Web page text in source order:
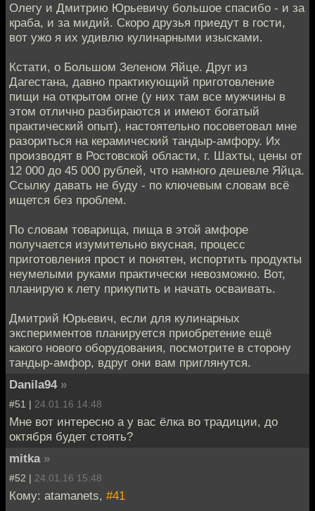
Олегу и Дмитрию Юрьевичу большое спасибо - и за
краба, и за мидий. Скоро друзья приедут в гости,
вот ужо я их удивлю кулинарными изысками.
Кстати, о Большом Зеленом Яйце. Друг из
Дагестана, давно практикующий приготовление
пищи на открытом огне (у них там все мужчины в
этом отлично разбираются и имеют богатый
практический опыт), настоятельно посоветовал мне
разориться на керамический тандыр-амфору. Их
производят в Ростовской области, г. Шахты, цены от
12 000 до 45 000 рублей, что намного дешевле Яйца.
Ссылку давать не буду - по ключевым словам всё
ищется без проблем.
По словам товарища, пища в этой амфоре
получается изумительно вкусная, процесс
приготовления прост и понятен, испортить продукты
неумелыми руками практически невозможно. Вот,
планирую к лету прикупить и начать осваивать.
Дмитрий Юрьевич, если для кулинарных
экспериментов планируется приобретение ещё
какого нового оборудования, посмотрите в сторону
тандыр-амфор, вдруг они вам приглянутся.
Danila94 »
#51 | 24.01.16 14:48
Мне вот интересно а у вас ёлка во традиции, до
октября будет стоять?
mitka »
#52 | 24.01.16 15:48
Кому: atamanets, #41